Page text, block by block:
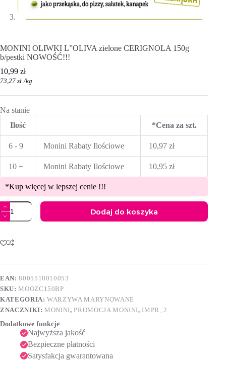
MONINI OLIWKI L”OLIVA zielone CERIGNOLA 150g
b/pestki NOWOŚĆ!!!
10,99 zł
73,27 zł /kg
Na stanie
Ilość
*Cena za szt.
6 - 9 Monini Rabaty Ilościowe 10,97 zł
10 + Monini Rabaty Ilościowe 10,95 zł
*Kup więcej w lepszej cenie !!!
ilość
MONINI
OLIWKI
zielone
CERIGNOLA
b/pestki
Dodaj do koszyka
t
r
a
t
i
v
:
EAN:8005510010053
SKU:MOOZC150BP
KATEGORIA:WARZYWA MARYNOWANE
ZNACZNIKI:MONINI,PROMOCJA MONINI, IMPR_2
Dodatkowe funkcje
Najwyższa jakość
Bezpieczne płatności
Satysfakcja gwarantowana